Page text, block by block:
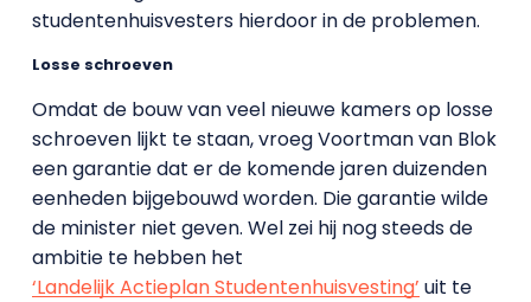
studentenhuisvesters hierdoor in de problemen.
Losse schroeven
Omdat de bouw van veel nieuwe kamers op losse
schroeven lijkt te staan, vroeg Voortman van Blok
een garantie dat er de komende jaren duizenden
eenheden bijgebouwd worden. Die garantie wilde
de minister niet geven. Wel zei hij nog steeds de
ambitie te hebben het
‘Landelijk Actieplan Studentenhuisvesting’ uit te